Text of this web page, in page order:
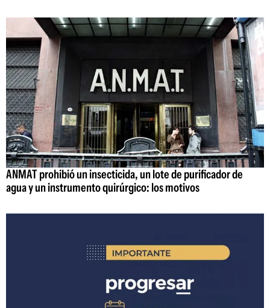
ANMAT prohibió un insecticida, un lote de purificador de
agua y un instrumento quirúrgico: los motivos